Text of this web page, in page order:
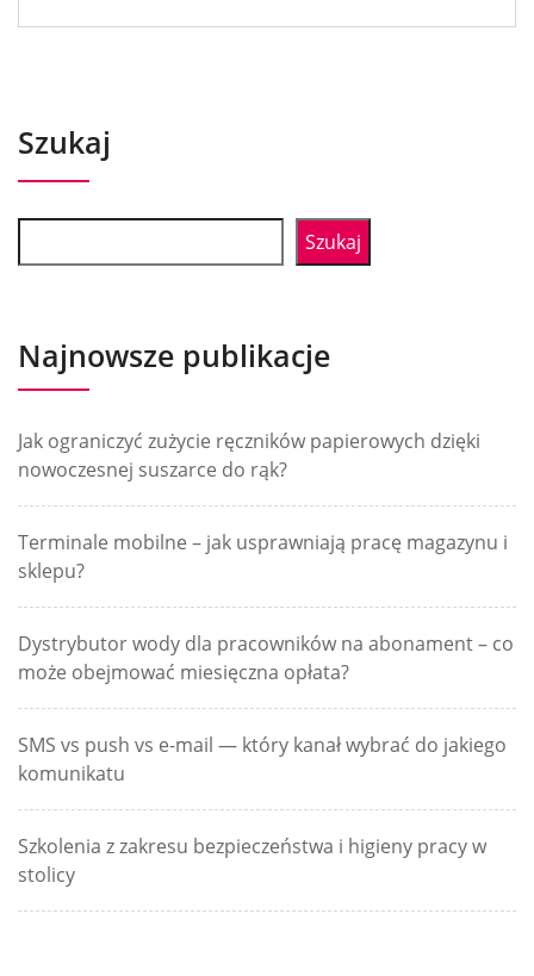
Szukaj
Szukaj
Najnowsze publikacje
Jak ograniczyć zużycie ręczników papierowych dzięki
nowoczesnej suszarce do rąk?
Terminale mobilne – jak usprawniają pracę magazynu i
sklepu?
Dystrybutor wody dla pracowników na abonament – co
może obejmować miesięczna opłata?
SMS vs push vs e-mail — który kanał wybrać do jakiego
komunikatu
Szkolenia z zakresu bezpieczeństwa i higieny pracy w
stolicy